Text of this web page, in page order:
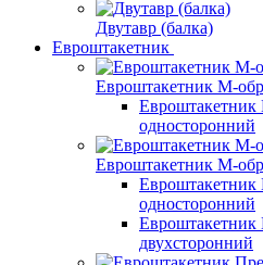
Двутавр (балка)
Евроштакетник
Евроштакетник М-
односторонний
Евроштакетник М-
односторонний
двухсторонний